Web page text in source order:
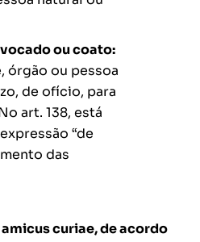
ou coato:
órgão ou pessoa
de ofício, para
art. 138, está
“de
das
curiae, de acordo